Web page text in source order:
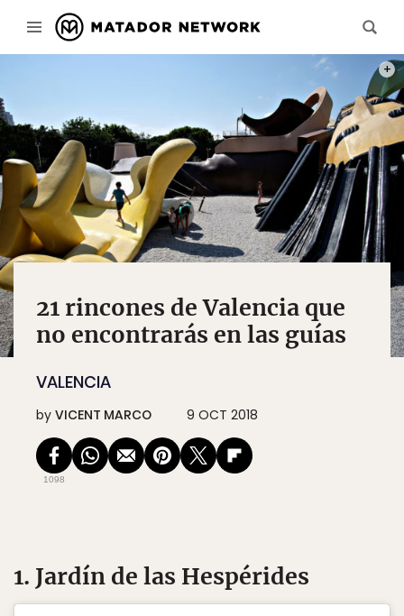
21 rincones de Valencia que
no encontrarás en las guías
VALENCIA
by VICENT MARCO 9 OCT 2018
1098
1. Jardín de las Hespérides